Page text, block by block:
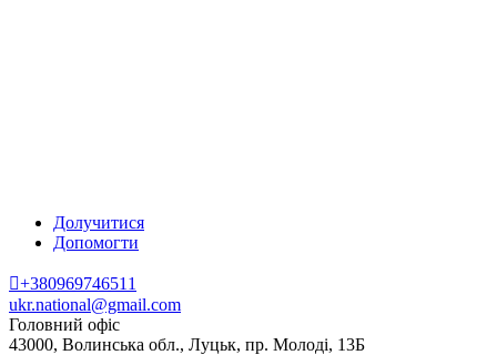
Долучитися
Допомогти
+380969746511
ukr.national@gmail.com
Головний офіс
43000, Волинська обл., Луцьк, пр. Молоді, 13Б